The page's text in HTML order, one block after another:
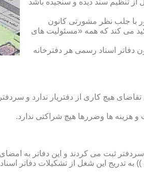
با جلب نظر مشورتی کانون
ماده ۲۱ قانون دفاتر اسناد رسمی تأکید می کند که همه «مسئولیت های
سمت معاونت دفترخانه و نمایندگی سازمان ثبت را دارا می باشد.طبق ماده ۳ قانون دفاتر اسناد رسمی هر دفترخانه
هیچ کاری از دفتریار ندارد و
ثبت می کردند و این دفاتر به
اسناد )) به تدریج این شغل از